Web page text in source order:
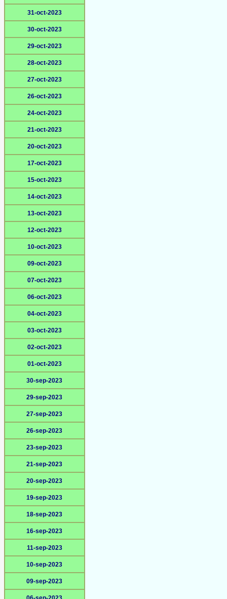
31-oct-2023
30-oct-2023
29-oct-2023
28-oct-2023
27-oct-2023
26-oct-2023
24-oct-2023
21-oct-2023
20-oct-2023
17-oct-2023
15-oct-2023
14-oct-2023
13-oct-2023
12-oct-2023
10-oct-2023
09-oct-2023
07-oct-2023
06-oct-2023
04-oct-2023
03-oct-2023
02-oct-2023
01-oct-2023
30-sep-2023
29-sep-2023
27-sep-2023
26-sep-2023
23-sep-2023
21-sep-2023
20-sep-2023
19-sep-2023
18-sep-2023
16-sep-2023
11-sep-2023
10-sep-2023
09-sep-2023